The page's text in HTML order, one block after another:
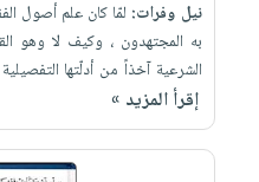
نيل وفرات: لمّا كان علم أصول
به المجتهدون ، وكيف لا وهو
الشرعية آخذاً من أدلّتها
إقرأ المزيد »